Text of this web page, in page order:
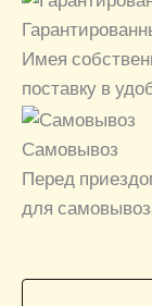
Имея
поставку в
Самовывоз
Перед
для